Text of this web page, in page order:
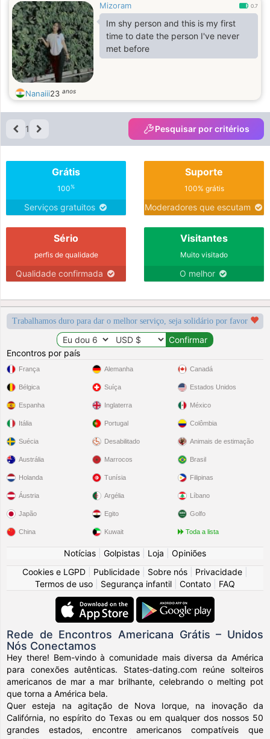
Mizoram 0.7
Im shy person and this is my first
time to date the person I've never
met before
Nanaiii23 anos
1 Pesquisar por critérios
Grátis
100%
Serviços gratuitos
Suporte
100% grátis
Moderadores que escutam
Sério
perfis de qualidade
Qualidade confirmada
Visitantes
Muito visitado
O melhor
Trabalhamos duro para dar o melhor serviço, seja solidário por favor
Encontros por país
França
Bélgica
Espanha
Itália
Suécia
Alemanha
Suíça
Inglaterra
Portugal
Desabilitado
Canadá
Estados Unidos
México
Colômbia
Animais de estimação
Austrália
Holanda
Áustria
Japão
China
Marrocos
Tunísia
Argélia
Egito
Kuwait
Brasil
Filipinas
Líbano
Golfo
Toda a lista
Notícias Golpistas Loja
Opiniões
Cookies e LGPD
Publicidade Sobre nós Privacidade
Termos de uso
Segurança infantil Contato FAQ
Rede de Encontros Americana Grátis – Unidos
Nós Conectamos
Hey there! Bem-vindo à comunidade mais diversa da América
para conexões autênticas. States-dating.com reúne solteiros
americanos de mar a mar brilhante, celebrando o melting pot
que torna a América bela.
Quer esteja na agitação de Nova Iorque, na inovação da
Califórnia, no espírito do Texas ou em qualquer dos nossos 50
grandes estados, encontre americanos compatíveis que